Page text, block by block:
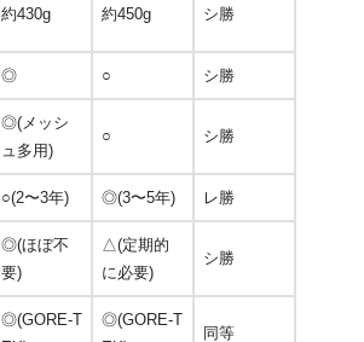
約430g 約450g シ勝
◎ ○ シ勝
◎(メッシ
ュ多用)
○ シ勝
○(2〜3年) ◎(3〜5年) レ勝
◎(ほぼ不
要)
△(定期的
に必要)
シ勝
◎(GORE-T
◎(GORE-T
同等